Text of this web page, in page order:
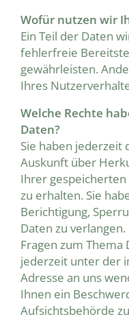
Wofür nutzen wir
Ein Teil der Daten
fehlerfreie
gewährleisten.
Ihres
Welche Rechte
Daten?
Sie haben jederzeit
Auskunft über
Ihrer
zu erhalten. Sie
Berichtigung,
Daten zu
Fragen zum Thema
jederzeit unter der
Adresse an uns
Ihnen ein
Aufsichtsbehörde